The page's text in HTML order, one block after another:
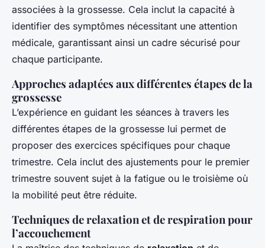
associées à la grossesse. Cela inclut la capacité à
identifier des symptômes nécessitant une attention
médicale, garantissant ainsi un cadre sécurisé pour
chaque participante.
Approches adaptées aux différentes étapes de la
grossesse
L’expérience en guidant les séances à travers les
différentes étapes de la grossesse lui permet de
proposer des exercices spécifiques pour chaque
trimestre. Cela inclut des ajustements pour le premier
trimestre souvent sujet à la fatigue ou le troisième où
la mobilité peut être réduite.
Techniques de relaxation et de respiration pour
l’accouchement